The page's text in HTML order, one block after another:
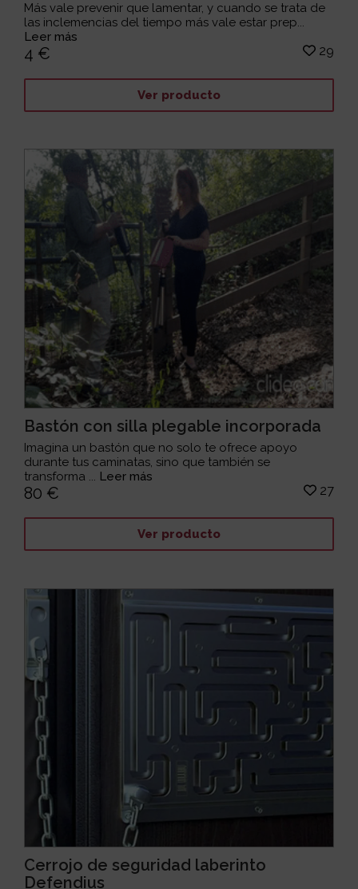
Más vale prevenir que lamentar, y cuando se trata de
las inclemencias del tiempo más vale estar prep...
Leer más
4 € 29
Ver producto
Bastón con silla plegable incorporada
Imagina un bastón que no solo te ofrece apoyo
durante tus caminatas, sino que también se
transforma ... Leer más
80 € 27
Ver producto
Cerrojo de seguridad laberinto
Defendius